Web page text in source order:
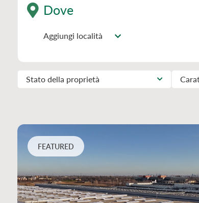
Dove
Aggiungi località
Stato della proprietà
FEATURED